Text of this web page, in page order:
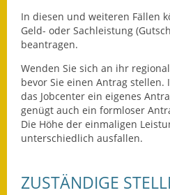
In diesen und weiteren Fällen
Geld- oder Sachleistung
beantragen.
Wenden Sie sich an ihr
bevor Sie einen Antrag stellen.
das Jobcenter ein eigenes
genügt auch ein formloser
Die Höhe der einmaligen
unterschiedlich ausfallen.
ZUSTÄNDIGE